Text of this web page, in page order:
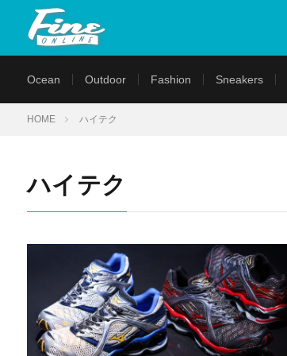
Ocean Outdoor Fashion Sneakers
HOME ハイテク
ハイテク